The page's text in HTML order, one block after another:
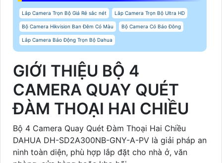
Lắp Camera Trọn Bộ Giá Rẻ sắc nét Lắp Camera Trọn Bộ Ultra HD
Bộ Camera Hikvision Ban Đêm Có Màu Bộ Camera Có Báo Đông
Lắp Camera Báo Động Trọn Bộ Dahua
GIỚI THIỆU BỘ 4
CAMERA QUAY QUÉT
ĐÀM THOẠI HAI CHIỀU
Bộ 4 Camera Quay Quét Đàm Thoại Hai Chiều
DAHUA DH-SD2A300NB-GNY-A-PV là giải pháp an
ninh toàn diện, phù hợp lắp đặt cho nhà ở, văn